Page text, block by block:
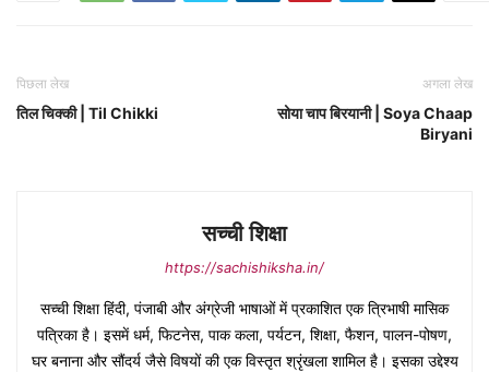
पिछला लेख
तिल चिक्की | Til Chikki
अगला लेख
सोया चाप बिरयानी | Soya Chaap
Biryani
सच्ची शिक्षा
https://sachishiksha.in/
सच्ची शिक्षा हिंदी, पंजाबी और अंग्रेजी भाषाओं में प्रकाशित एक त्रिभाषी मासिक
पत्रिका है। इसमें धर्म, फिटनेस, पाक कला, पर्यटन, शिक्षा, फैशन, पालन-पोषण,
घर बनाना और सौंदर्य जैसे विषयों की एक विस्तृत श्रृंखला शामिल है। इसका उद्देश्य